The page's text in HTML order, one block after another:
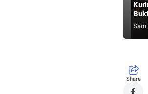
Sam
Share